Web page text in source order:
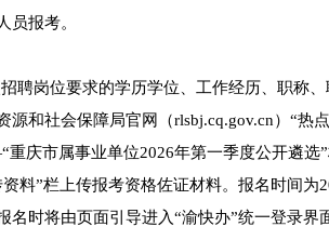
员报考。
聘岗位要求的学历学位、工作经历、职称
和社会保障局官网（rlsbj.cq.gov.cn）“热
庆市属事业单位2026年第一季度公开遴选
料”栏上传报考资格佐证材料。报名时间为
时将由页面引导进入“渝快办”统一登录界